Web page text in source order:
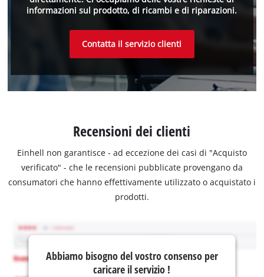
informazioni sul prodotto, di ricambi e di riparazioni.
Contatta il servizio clienti
Recensioni dei clienti
Einhell non garantisce - ad eccezione dei casi di "Acquisto
verificato" - che le recensioni pubblicate provengano da
consumatori che hanno effettivamente utilizzato o acquistato i
prodotti.
Abbiamo bisogno del vostro consenso per
caricare il servizio !